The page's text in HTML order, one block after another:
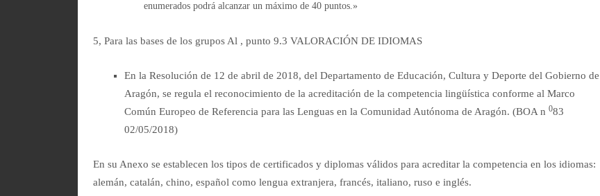
enumerados podrá alcanzar un máximo de 40 puntos.»
5, Para las bases de los grupos Al , punto 9.3 VALORACIÓN DE IDIOMAS
En la Resolución de 12 de abril de 2018, del Departamento de Educación, Cultura y Deporte del Gobierno de
Aragón, se regula el reconocimiento de la acreditación de la competencia lingüística conforme al Marco
Común Europeo de Referencia para las Lenguas en la Comunidad Autónoma de Aragón. (BOA n083
02/05/2018)
En su Anexo se establecen los tipos de certificados y diplomas válidos para acreditar la competencia en los idiomas:
alemán, catalán, chino, español como lengua extranjera, francés, italiano, ruso e inglés.